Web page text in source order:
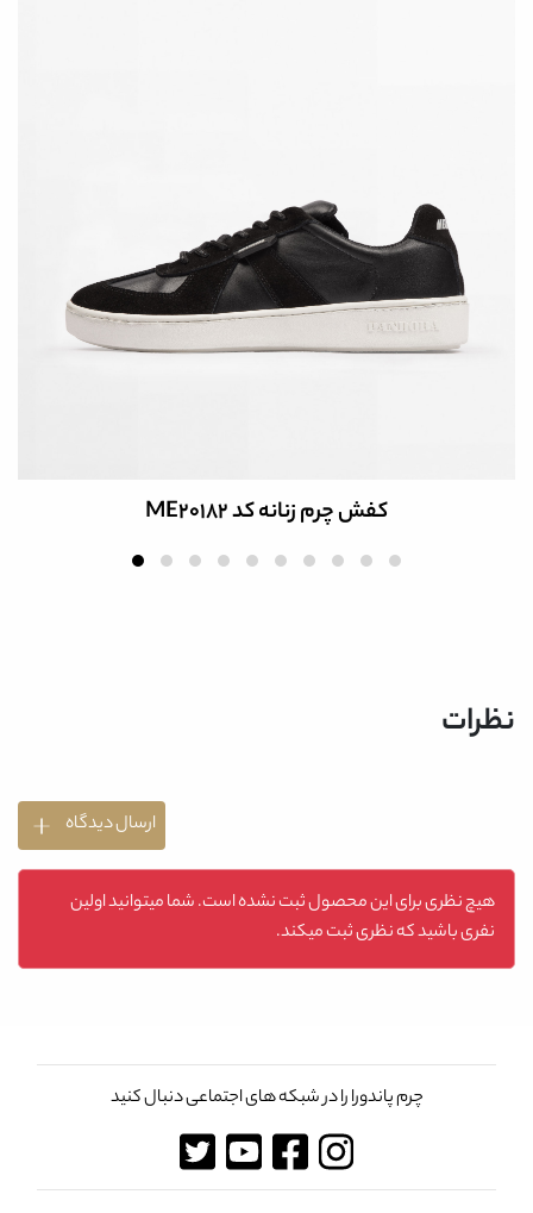
کفش چرم زنانه کد ME20182
نظرات
ارسال دیدگاه
هیچ نظری برای این محصول ثبت نشده است. شما میتوانید اولین
نفری باشید که نظری ثبت میکند.
چرم پاندورا را در شبکه های اجتماعی دنبال کنید